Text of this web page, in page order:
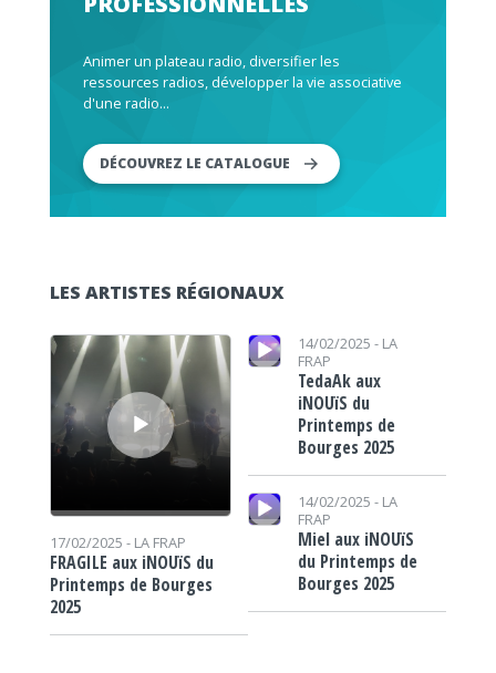
Animer un plateau radio, diversifier les
ressources radios, développer la vie associative
d'une radio...
DÉCOUVREZ LE CATALOGUE
LES ARTISTES RÉGIONAUX
Lecteur audio
17/02/2025 - LA FRAP
FRAGILE aux iNOUïS du
Printemps de Bourges
2025
Lecteur audio 14/02/2025 - LA
FRAP
TedaAk aux
iNOUïS du
Printemps de
Bourges 2025
Lecteur audio
14/02/2025 - LA
FRAP
Miel aux iNOUïS
du Printemps de
Bourges 2025